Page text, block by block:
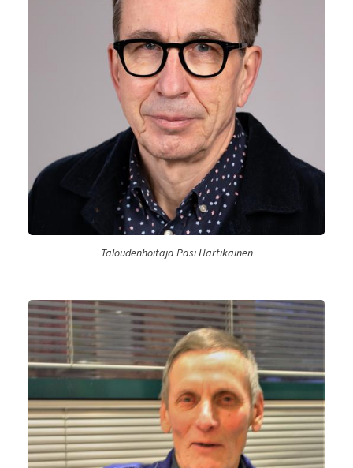
Taloudenhoitaja Pasi Hartikainen